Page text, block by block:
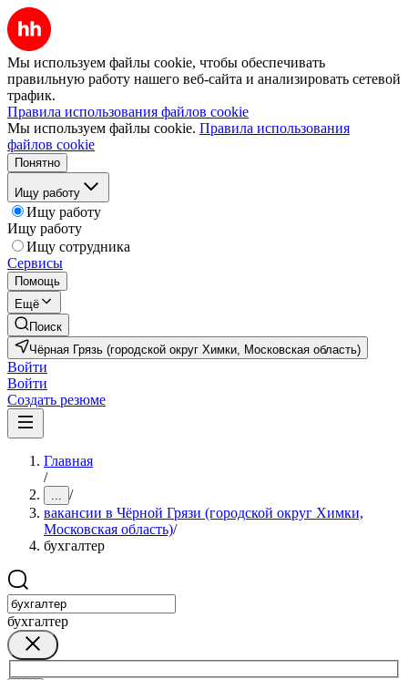
Мы используем файлы cookie, чтобы обеспечивать
правильную работу нашего веб-сайта и анализировать сетевой
трафик.
Правила использования файлов cookie
Мы используем файлы cookie. Правила использования
файлов cookie
Понятно
Ищу работу
Ищу работу
Ищу работу
Ищу сотрудника
Сервисы
Помощь
Ещё
Поиск
Чёрная Грязь (городской округ Химки, Московская область)
Войти
Войти
Создать резюме
Главная
/
... /
вакансии в Чёрной Грязи (городской округ Химки,
Московская область)/
бухгалтер
бухгалтер